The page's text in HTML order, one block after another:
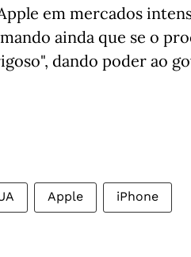
em mercados
ainda que se o
dando poder ao
Apple iPhone